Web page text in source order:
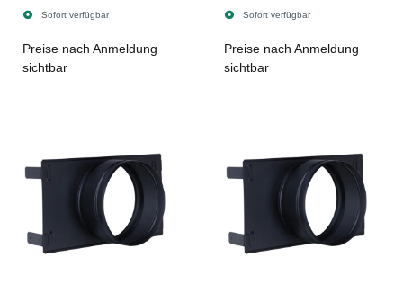
mm, schwarz
Sofort verfügbar
Preise nach Anmeldung
sichtbar
mm, schwarz
Sofort verfügbar
Preise nach Anmeldung
sichtbar